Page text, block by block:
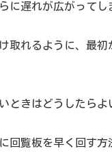
に遅れが広がって
取れるように、最
ときはどうしたらよ
回覧板を早く回す